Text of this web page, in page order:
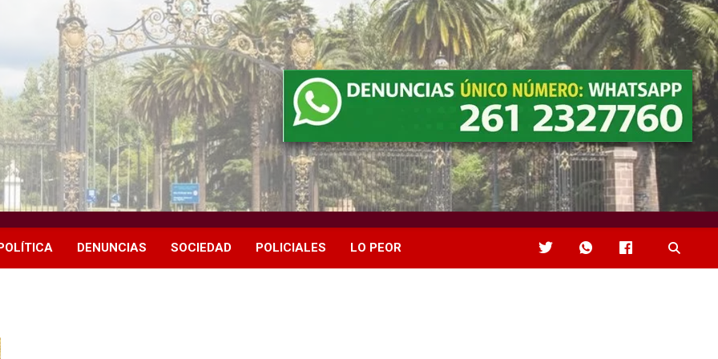
DENUNCIAS SOCIEDAD POLICIALES LO PEOR